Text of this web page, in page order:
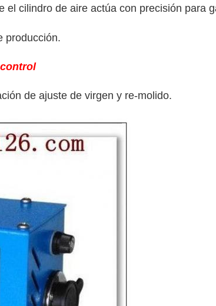
el cilindro de aire actúa con precisión para
producción.
de ajuste de virgen y re-molido.